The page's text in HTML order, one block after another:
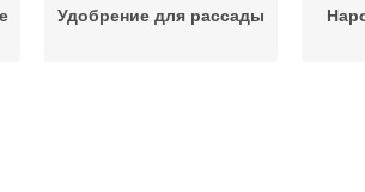
Удобрение для рассады